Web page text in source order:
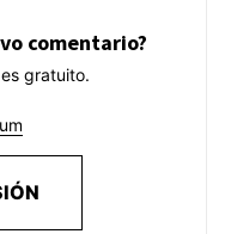
comentario?
gratuito.